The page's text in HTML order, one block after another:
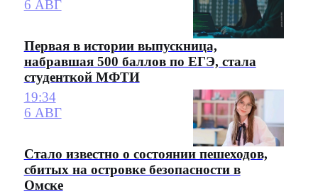
6 АВГ
Первая в истории выпускница,
набравшая 500 баллов по ЕГЭ, стала
студенткой МФТИ
19:34
6 АВГ
Стало известно о состоянии пешеходов,
сбитых на островке безопасности в
Омске